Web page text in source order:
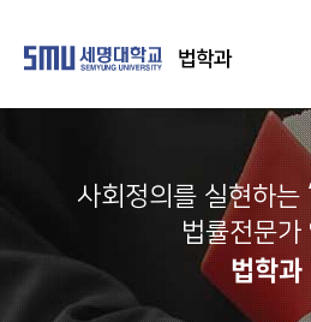
법학과
사회정의를 실현하는
법률전문가
법학과